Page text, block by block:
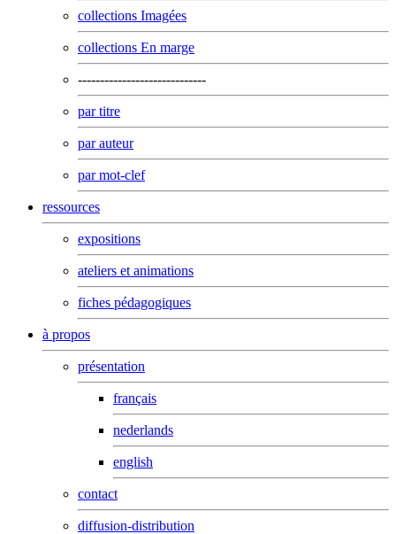
collections Imagées
collections En marge
-----------------------------
par titre
par auteur
par mot-clef
ressources
expositions
ateliers et animations
fiches pédagogiques
à propos
présentation
français
nederlands
english
contact
diffusion-distribution